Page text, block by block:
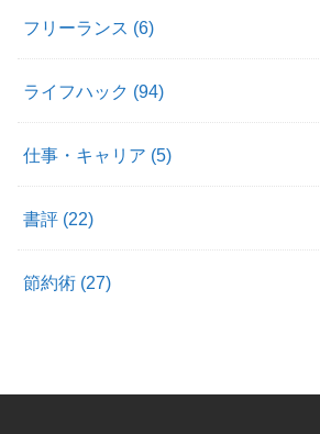
フリーランス (6)
ライフハック (94)
仕事・キャリア (5)
書評 (22)
節約術 (27)